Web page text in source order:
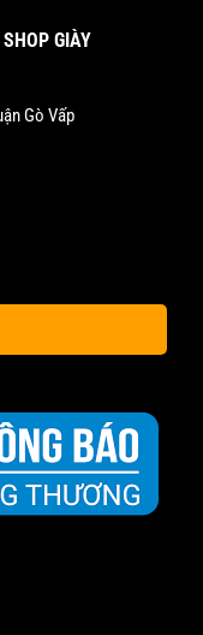
GIÀY
Gò Vấp